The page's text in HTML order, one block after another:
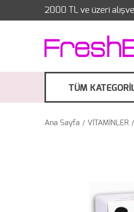
2000 TL ve üzeri
TÜM
Ana Sayfa VİTAMİNLER